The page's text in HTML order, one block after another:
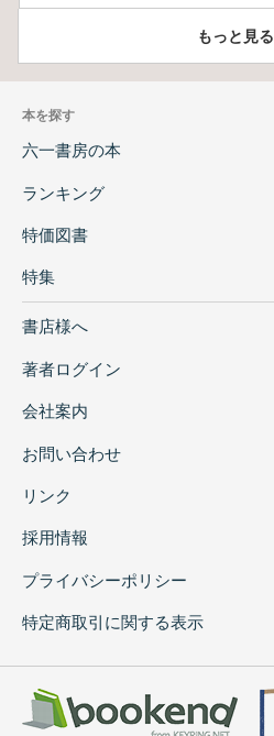
もっと見る
本を探す
六一書房の本
ランキング
特価図書
特集
書店様へ
著者ログイン
会社案内
お問い合わせ
リンク
採用情報
プライバシーポリシー
特定商取引に関する表示